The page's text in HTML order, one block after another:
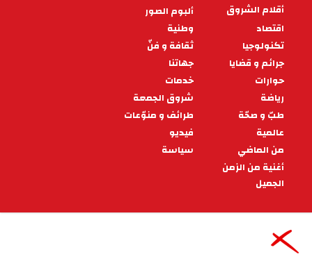
PIED
DE
PAGE
أقلام الشروق
ألبوم الصور
اقتصاد
وطنية
تكنولوجيا
ثقافة و فنّ
جرائم و قضايا
جهاتنا
حوارات
خدمات
رياضة
شروق الجمعة
طبّ و صحّة
طرائف و منوّعات
عالمية
فيديو
من الماضي
سياسة
أغنية من الزمن
الجميل